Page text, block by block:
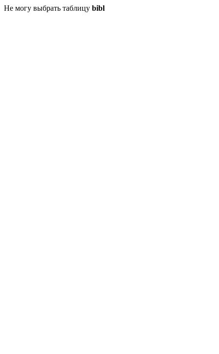
Не могу выбрать таблицу bibl